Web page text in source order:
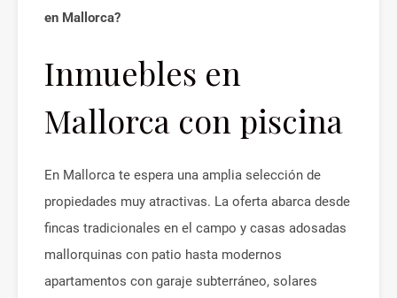
en Mallorca?
Inmuebles en
Mallorca con piscina
En Mallorca te espera una amplia selección de
propiedades muy atractivas. La oferta abarca desde
fincas tradicionales en el campo y casas adosadas
mallorquinas con patio hasta modernos
apartamentos con garaje subterráneo, solares